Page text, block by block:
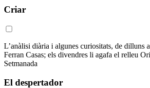
Criar
L’anàlisi diària i algunes curiositats, de dilluns
Ferran Casas; els divendres li agafa el relleu
Setmanada
El despertador